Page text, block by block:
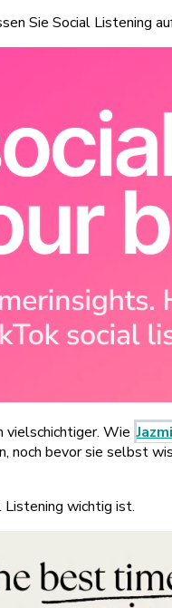
Sie Social Listening
vielschichtiger. Wie
noch bevor sie selbst
Listening wichtig ist.